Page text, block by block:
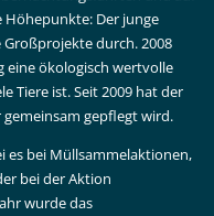
Höhepunkte: Der junge
durch. 2008
ökologisch wertvolle
Tiere ist. Seit 2009 hat der
gepflegt wird.
es bei Müllsammelaktionen,
bei der Aktion
wurde das